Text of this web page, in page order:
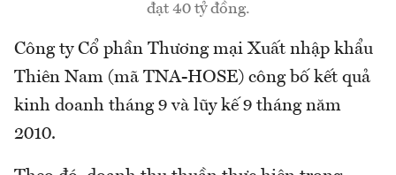
đạt 40 tỷ đồng.
Công ty Cổ phần Thương mại Xuất nhập khẩu
Thiên Nam (mã TNA-HOSE) công bố kết quả
kinh doanh tháng 9 và lũy kế 9 tháng năm
2010.